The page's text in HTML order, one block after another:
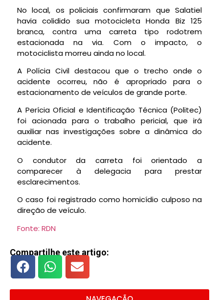
No local, os policiais confirmaram que Salatiel
havia colidido sua motocicleta Honda Biz 125
branca, contra uma carreta tipo rodotrem
estacionada na via. Com o impacto, o
motociclista morreu ainda no local.
A Polícia Civil destacou que o trecho onde o
acidente ocorreu, não é apropriado para o
estacionamento de veículos de grande porte.
A Perícia Oficial e Identificação Técnica (Politec)
foi acionada para o trabalho pericial, que irá
auxiliar nas investigações sobre a dinâmica do
acidente.
O condutor da carreta foi orientado a
comparecer à delegacia para prestar
esclarecimentos.
O caso foi registrado como homicídio culposo na
direção de veículo.
Fonte: RDN
Compartilhe este artigo: